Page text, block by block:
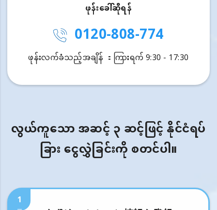
ဖုန်းခေါ်ဆိုရန်
0120-808-774
ဖုန်းလက်ခံသည့်အချိန် ：ကြားရက် 9:30 - 17:30
လွယ်ကူသော အဆင့် ၃ ဆင့်ဖြင့် နိုင်ငံရပ်
ခြား ငွေလွှဲခြင်းကို စတင်ပါ။
1